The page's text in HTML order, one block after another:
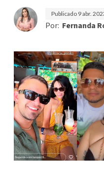
Publicado 9 abr.
Por: Fernanda